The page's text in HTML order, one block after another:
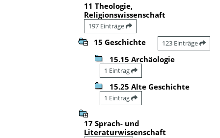
11 Theologie,
Religionswissenschaft
197 Einträge
15 Geschichte 123 Einträge
15.15 Archäologie
1 Eintrag
15.25 Alte Geschichte
1 Eintrag
17 Sprach- und
Literaturwissenschaft